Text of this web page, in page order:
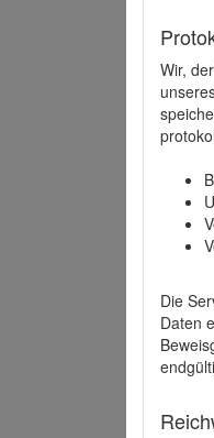
Wir,
Die
Daten